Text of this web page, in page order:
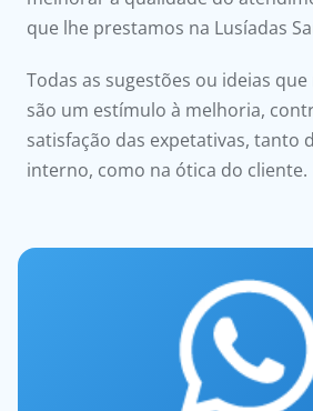
que lhe prestamos na Lusíadas
Todas as sugestões ou ideias
são um estímulo à melhoria,
satisfação das expetativas, tanto
interno, como na ótica do cliente.